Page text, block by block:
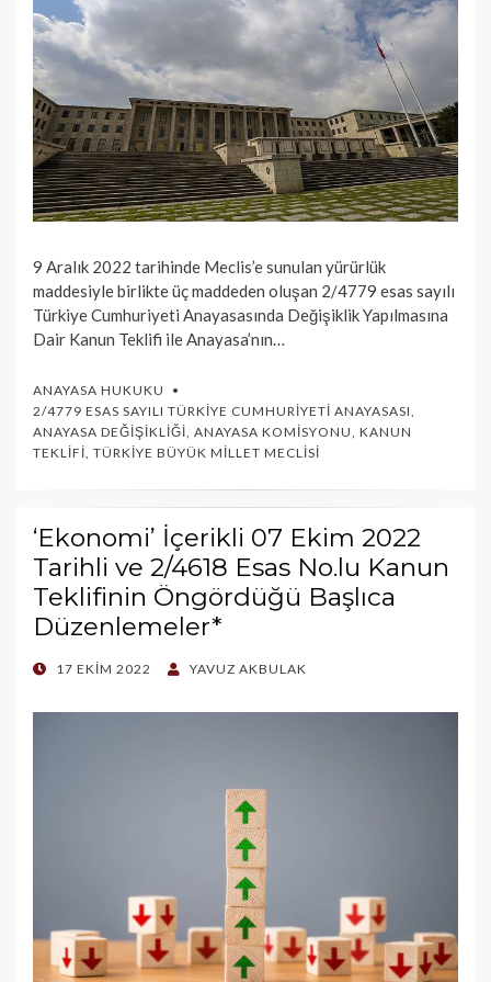
9 Aralık 2022 tarihinde Meclis’e sunulan yürürlük
maddesiyle birlikte üç maddeden oluşan 2/4779 esas sayılı
Türkiye Cumhuriyeti Anayasasında Değişiklik Yapılmasına
Dair Kanun Teklifi ile Anayasa’nın…
ANAYASA HUKUKU
2/4779 ESAS SAYILI TÜRKIYE CUMHURIYETI ANAYASASI,
ANAYASA DEĞIŞIKLIĞI, ANAYASA KOMISYONU, KANUN
TEKLIFI, TÜRKIYE BÜYÜK MILLET MECLISI
‘Ekonomi’ İçerikli 07 Ekim 2022
Tarihli ve 2/4618 Esas No.lu Kanun
Teklifinin Öngördüğü Başlıca
Düzenlemeler*
POSTED
17 EKIM 2022 YAVUZ AKBULAK